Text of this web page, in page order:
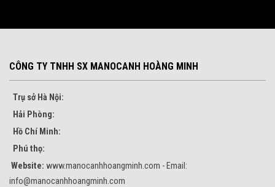
CÔNG TY TNHH SX MANOCANH HOÀNG MINH
Trụ sở Hà Nội:
Hải Phòng:
Hồ Chí Minh:
Phú thọ:
Website: www.manocanhhoangminh.com - Email:
info@manocanhhoangminh.com